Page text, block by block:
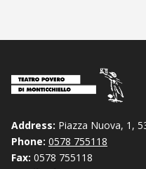
Address: Piazza Nuova, 1,
Phone: 0578 755118
Fax: 0578 755118